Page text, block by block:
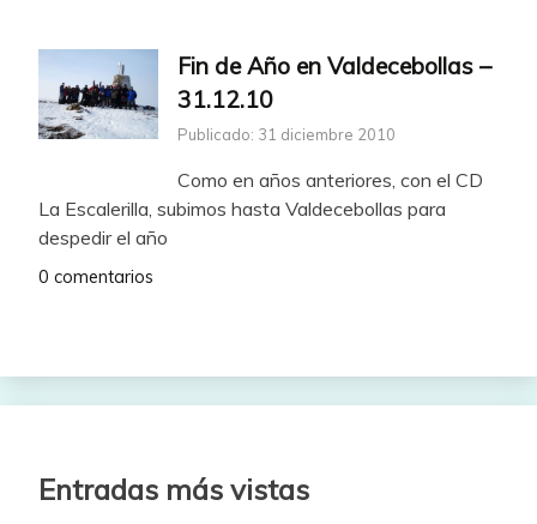
Fin de Año en Valdecebollas –
31.12.10
Publicado: 31 diciembre 2010
Como en años anteriores, con el CD
La Escalerilla, subimos hasta Valdecebollas para
despedir el año
0 comentarios
Entradas más vistas